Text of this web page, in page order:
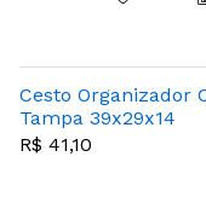
Cesto Organizador
Tampa 39x29x14
Quadratta
R$ 41,10